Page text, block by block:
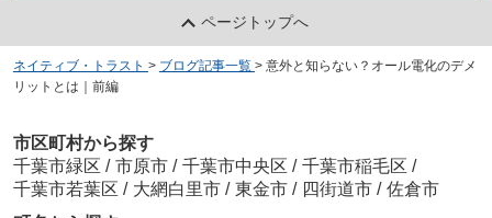
ページトップへ
ネイティブ・トラスト > ブログ記事一覧 > 意外と知らない？オール電化のデメ
リットとは｜前編
市区町村から探す
千葉市緑区 / 市原市 / 千葉市中央区 / 千葉市稲毛区 /
千葉市若葉区 / 大網白里市 / 東金市 / 四街道市 / 佐倉市